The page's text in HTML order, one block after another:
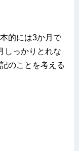
的には3か月で
しっかりとれな
のことを考える